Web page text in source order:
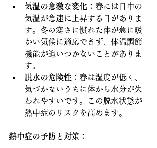
気温の急激な変化 ：春には日中の
気温が急速に上昇する日がありま
す。冬の寒さに慣れた体が急に暖
かい気候に適応できず、体温調節
機能が追いつかないことがありま
す。
脱水の危険性 ：春は湿度が低く、
気づかないうちに体から水分が失
われやすいです。この脱水状態が
熱中症のリスクを高めます。
熱中症の予防と対策 ：